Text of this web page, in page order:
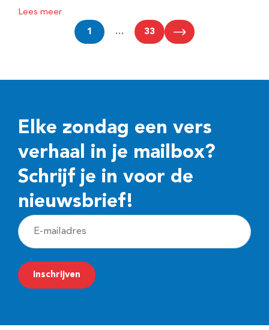
Lees meer
1 … 33
Elke zondag een vers
verhaal in je mailbox?
Schrijf je in voor de
nieuwsbrief!
E
-
m
a
Inschrijven